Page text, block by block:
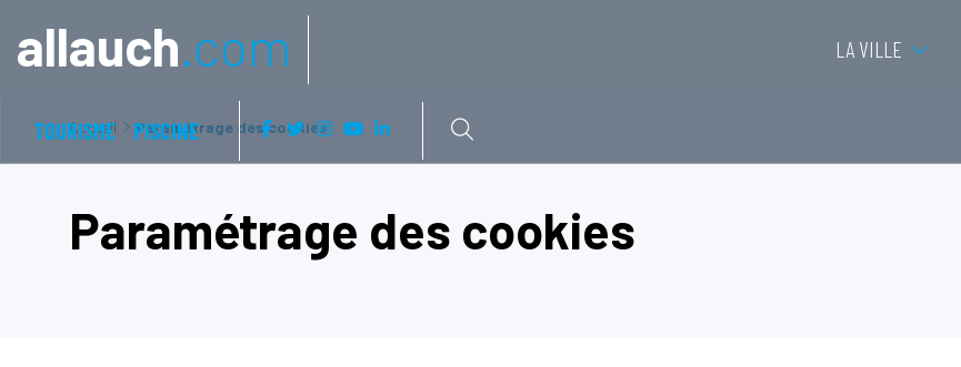
allauch.com LA VILLE
TOURISME PISCINE
Accueil Paramétrage des cookies
Paramétrage des cookies